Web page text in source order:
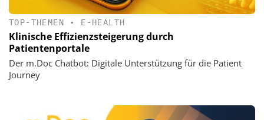
TOP-THEMEN • E-HEALTH
Klinische Effizienzsteigerung durch
Patientenportale
Der m.Doc Chatbot: Digitale Unterstützung für die Patient
Journey